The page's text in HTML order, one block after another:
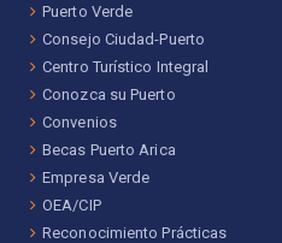
Puerto Verde
Consejo Ciudad-Puerto
Centro Turístico Integral
Conozca su Puerto
Convenios
Becas Puerto Arica
Empresa Verde
OEA/CIP
Reconocimiento Prácticas